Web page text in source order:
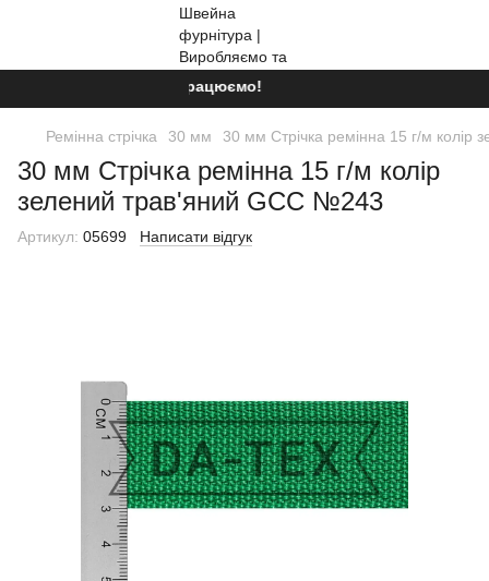
Ми працюємо!
Ремінна стрічка 30 мм 30 мм Стрічка ремінна 15 г/м
30 мм Стрічка ремінна 15 г/м колір
зелений трав'яний GCC №243
Артикул: 05699 Написати відгук